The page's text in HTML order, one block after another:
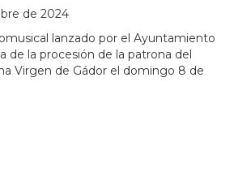
de 2024
lanzado por el Ayuntamiento
de la procesión de la patrona del
Virgen de Gádor el domingo 8 de